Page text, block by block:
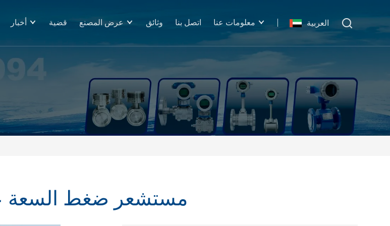
العربية أخبار قضية عرض المصنع وثائق اتصل بنا معلومات عنا
مستشعر ضغط السعة